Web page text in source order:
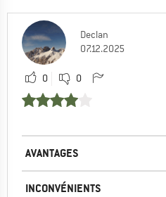
Declan
07.12.2025
0 0
AVANTAGES
INCONVÉNIENTS